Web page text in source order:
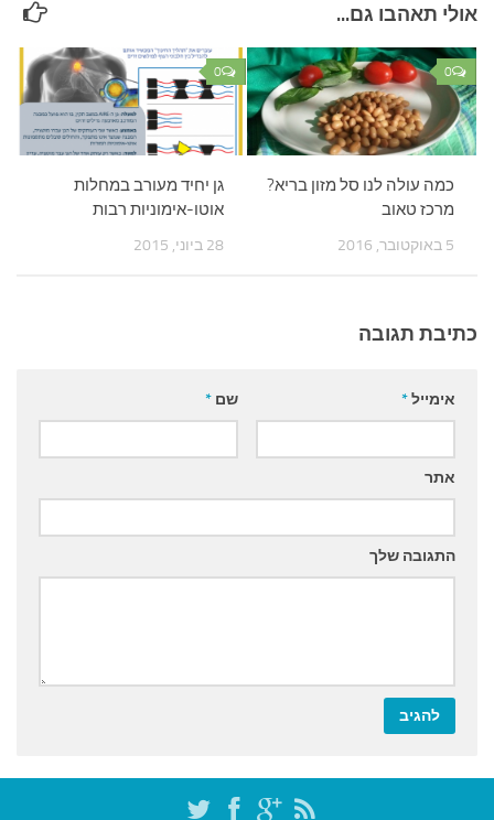
אולי תאהבו גם...
0
גן יחיד מעורב במחלות
אוטו-אימוניות רבות
28 ביוני, 2015
0
כמה עולה לנו סל מזון בריא?
מרכז טאוב
5 באוקטובר, 2016
כתיבת תגובה
שם * אימייל*
אתר
התגובה שלך